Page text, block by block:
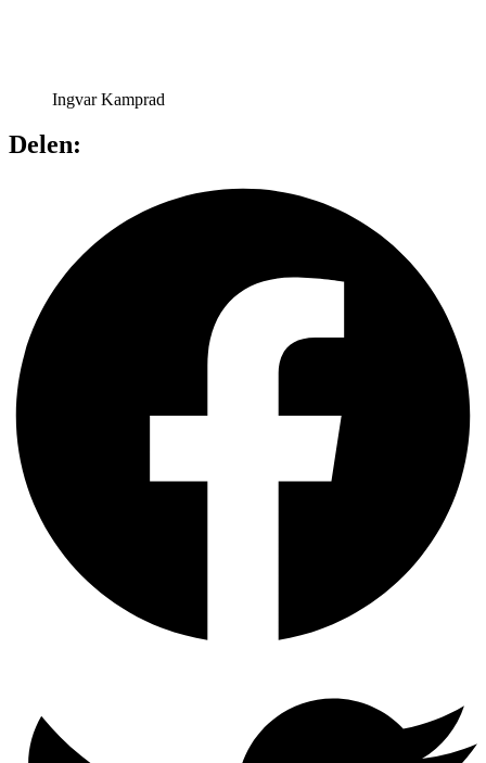
Ingvar Kamprad
Delen: